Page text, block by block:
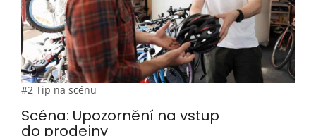
#2 Tip na scénu
Scéna: Upozornění na vstup
do prodejny